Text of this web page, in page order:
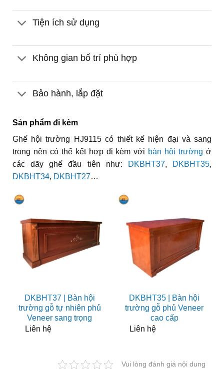
Tiện ích sử dụng
Không gian bố trí phù hợp
Bảo hành, lắp đặt
Sản phẩm đi kèm
Ghế hội trường HJ9115 có thiết kế hiện đại và sang
trọng nên có thể kết hợp đi kèm với bàn hội trường ở
các dãy ghế đầu tiên như:
DKBHT37, DKBHT35,
DKBHT34, DKBHT27…
DKBHT37 | Bàn hội
trường gỗ tự nhiên phủ
Veneer sang trọng
Liên hệ
DKBHT35 | Bàn hội
trường gỗ phủ Veneer
cao cấp
Liên hệ
Vui lòng đánh giá nội dung